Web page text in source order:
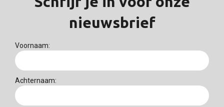
nieuwsbrief
Voornaam:
Achternaam: